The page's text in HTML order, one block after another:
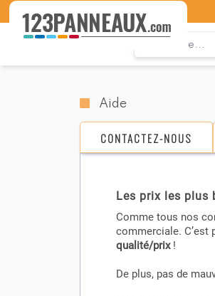
Aide
CONTACTEZ-NOUS
Les prix les plus
Comme tous nos
commerciale. C’est
qualité/prix!
De plus, pas de